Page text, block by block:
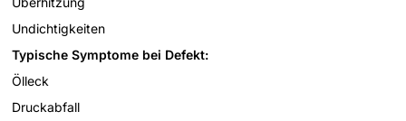
Undichtigkeiten
Typische Symptome bei Defekt:
Ölleck
Druckabfall